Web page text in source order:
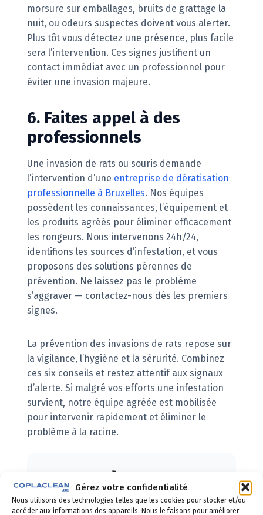
Gérez votre confidentialité
Nous utilisons des technologies telles que les cookies pour stocker et/ou
accéder aux informations des appareils. Nous le faisons pour améliorer
morsure sur emballages, bruits de grattage la
nuit, ou odeurs suspectes doivent vous alerter.
Plus tôt vous détectez une présence, plus facile
sera l’intervention. Ces signes justifient un
contact immédiat avec un professionnel pour
éviter une invasion majeure.
6. Faites appel à des
professionnels
Une invasion de rats ou souris demande
l’intervention d’une entreprise de dératisation
professionnelle à Bruxelles. Nos équipes
possèdent les connaissances, l’équipement et
les produits agréés pour éliminer efficacement
les rongeurs. Nous intervenons 24h/24,
identifions les sources d’infestation, et vous
proposons des solutions pérennes de
prévention. Ne laissez pas le problème
s’aggraver — contactez-nous dès les premiers
signes.
La prévention des invasions de rats repose sur
la vigilance, l’hygiène et la sérurité. Combinez
ces six conseils et restez attentif aux signaux
d’alerte. Si malgré vos efforts une infestation
survient, notre équipe agréée est mobilisée
pour intervenir rapidement et éliminer le
problème à la racine.
Demandez votre
devis gratuit